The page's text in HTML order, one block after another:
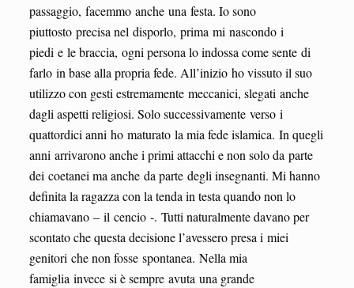
passaggio, facemmo anche una festa. Io sono
piuttosto precisa nel disporlo, prima mi nascondo i
piedi e le braccia, ogni persona lo indossa come sente di
farlo in base alla propria fede. All’inizio ho vissuto il suo
utilizzo con gesti estremamente meccanici, slegati anche
dagli aspetti religiosi. Solo successivamente verso i
quattordici anni ho maturato la mia fede islamica. In quegli
anni arrivarono anche i primi attacchi e non solo da parte
dei coetanei ma anche da parte degli insegnanti. Mi hanno
definita la ragazza con la tenda in testa quando non lo
chiamavano – il cencio -. Tutti naturalmente davano per
scontato che questa decisione l’avessero presa i miei
genitori che non fosse spontanea. Nella mia
famiglia invece si è sempre avuta una grande